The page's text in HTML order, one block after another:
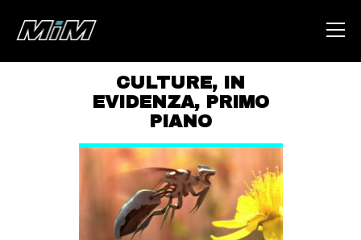
HOME
AREA
DEGENERAZIONE
GAZA FREESTYLE
CULTURE,
IN
EVIDENZA, PRIMO
PIANO